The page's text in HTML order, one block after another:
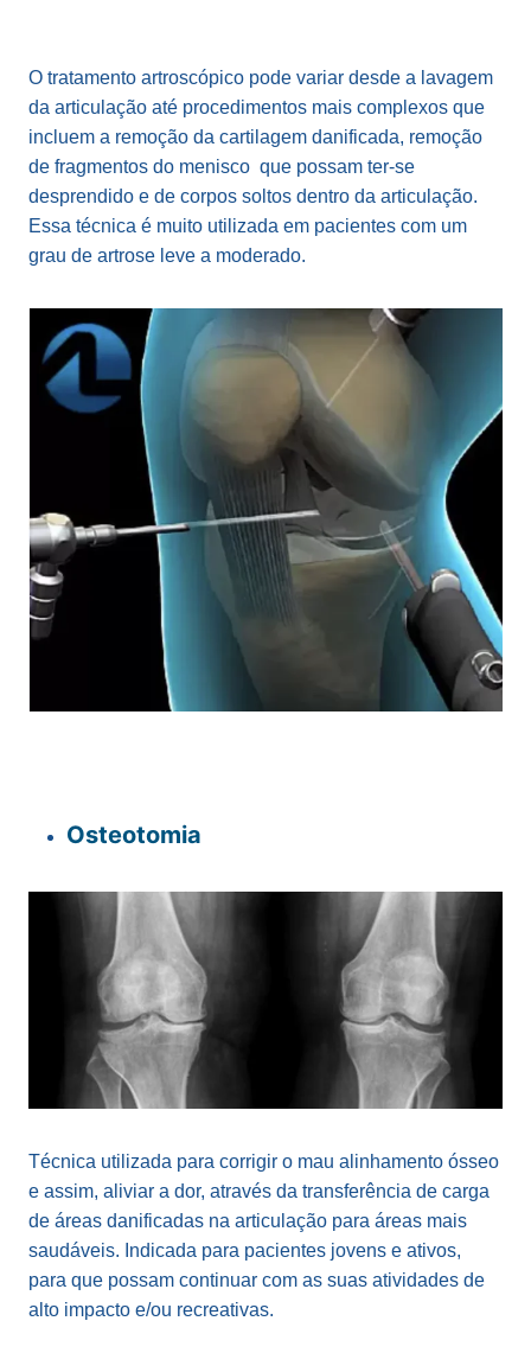
O tratamento artroscópico pode variar desde a lavagem
da articulação até procedimentos mais complexos que
incluem a remoção da cartilagem danificada, remoção
de fragmentos do menisco que possam ter-se
desprendido e de corpos soltos dentro da articulação.
Essa técnica é muito utilizada em pacientes com um
grau de artrose leve a moderado.
Osteotomia
Técnica utilizada para corrigir o mau alinhamento ósseo
e assim, aliviar a dor, através da transferência de carga
de áreas danificadas na articulação para áreas mais
saudáveis. Indicada para pacientes jovens e ativos,
para que possam continuar com as suas atividades de
alto impacto e/ou recreativas.